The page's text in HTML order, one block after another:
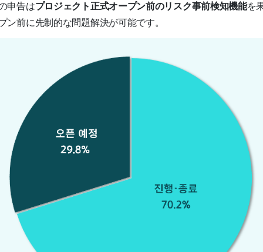
申告はプロジェクト正式オープン前のリスク事前検知機能を
ン前に先制的な問題解決が可能です。